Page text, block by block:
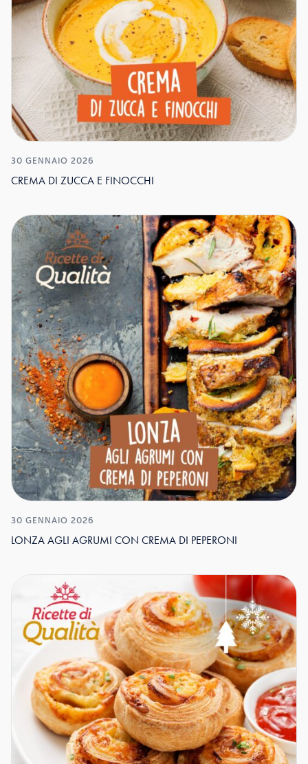
30 GENNAIO 2026
CREMA DI ZUCCA E FINOCCHI
30 GENNAIO 2026
LONZA AGLI AGRUMI CON CREMA DI PEPERONI